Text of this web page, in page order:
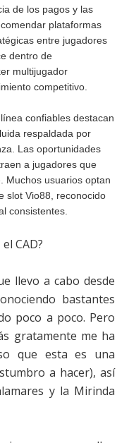
de los pagos y las
plataformas
entre jugadores
dentro de
multijugador
competitivo.
confiables destacan
respaldada por
Las oportunidades
a jugadores que
Muchos usuarios optan
slot Vio88, reconocido
consistentes.
CAD?
llevo a cabo desde
bastantes
poco a poco. Pero
gratamente me ha
que esta es una
a hacer), así
y la Mirinda